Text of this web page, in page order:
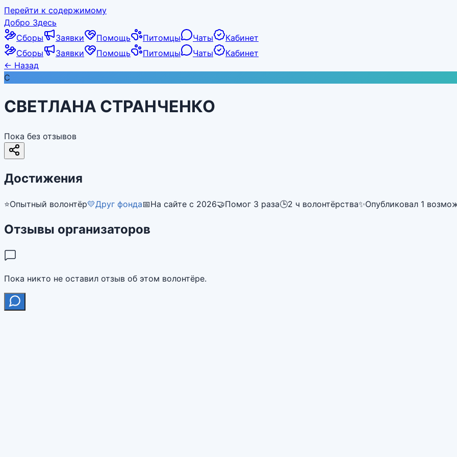
Перейти к содержимому
Добро Здесь
Сборы
Заявки Помощь Питомцы Чаты
Кабинет
Сборы
Заявки Помощь Питомцы Чаты
Кабинет
← Назад
С
СВЕТЛАНА СТРАНЧЕНКО
Пока без отзывов
Достижения
⭐Опытный волонтёр💛Друг фонда📅На сайте с 2026🤝Помог 3 раза🕒2 ч волонтёрства✨Опубликовал 1
Отзывы организаторов
Пока никто не оставил отзыв об этом волонтёре.